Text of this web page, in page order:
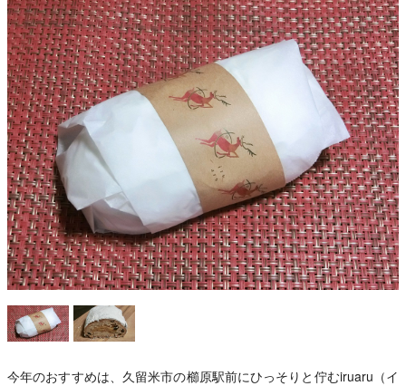
今年のおすすめは、久留米市の櫛原駅前にひっそりと佇むiruaru（イ